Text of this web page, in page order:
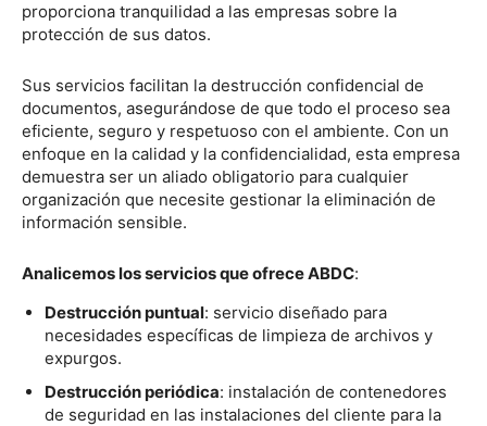
proporciona tranquilidad a las empresas sobre la
protección de sus datos.
Sus servicios facilitan la destrucción confidencial de
documentos, asegurándose de que todo el proceso sea
eficiente, seguro y respetuoso con el ambiente. Con un
enfoque en la calidad y la confidencialidad, esta empresa
demuestra ser un aliado obligatorio para cualquier
organización que necesite gestionar la eliminación de
información sensible.
Analicemos los servicios que ofrece ABDC:
Destrucción puntual: servicio diseñado para
necesidades específicas de limpieza de archivos y
expurgos.
Destrucción periódica: instalación de contenedores
de seguridad en las instalaciones del cliente para la